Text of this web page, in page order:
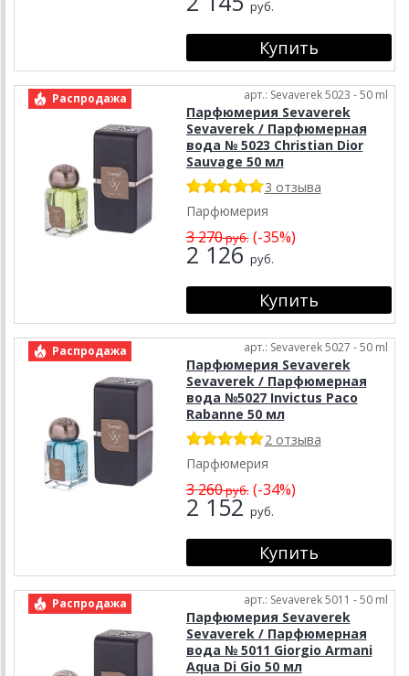
руб.
Распродажа арт.: Sevaverek 5023 - 50 ml
Парфюмерия Sevaverek
Sevaverek / Парфюмерная
вода № 5023 Christian Dior
Sauvage 50 мл
3 отзыва
Парфюмерия
3 270руб.(-35%)
2 126 руб.
Распродажа арт.: Sevaverek 5027 - 50 ml
Парфюмерия Sevaverek
Sevaverek / Парфюмерная
вода №5027 Invictus Paco
Rabanne 50 мл
2 отзыва
Парфюмерия
3 260руб.(-34%)
2 152 руб.
Распродажа арт.: Sevaverek 5011 - 50 ml
Парфюмерия Sevaverek
Sevaverek / Парфюмерная
вода № 5011 Giorgio Armani
Aqua Di Gio 50 мл